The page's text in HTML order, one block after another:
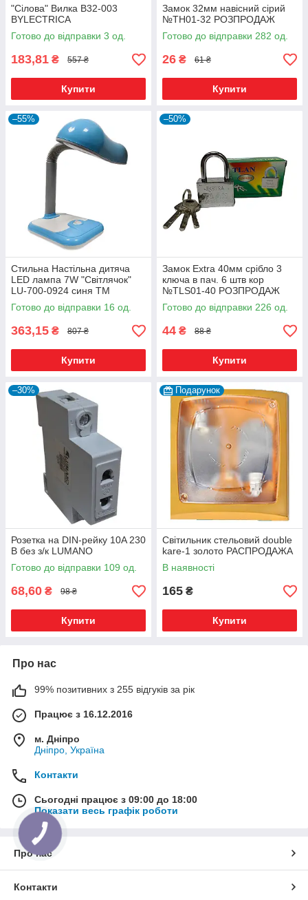
"Сілова" Вилка В32-003
BYLECTRICA
Готово до відправки 3 од.
183,81 ₴ 557 ₴
Купити
Замок 32мм навісний сірий
№ТН01-32 РОЗПРОДАЖ
Готово до відправки 282 од.
26 ₴ 61 ₴
Купити
–55%
Стильна Настільна дитяча
LED лампа 7W "Світлячок"
LU-700-0924 синя TM
LUMANO 12м.гар.
Готово до відправки 16 од.
363,15 ₴ 807 ₴
Купити
–50%
Замок Extra 40мм срібло 3
ключа в пач. 6 штв кор
№ТLS01-40 РОЗПРОДАЖ
Готово до відправки 226 од.
44 ₴ 88 ₴
Купити
–30%
Розетка на DIN-рейку 10A 230
В без з/к LUMANO
Готово до відправки 109 од.
68,60 ₴ 98 ₴
Купити
Подарунок
Світильник стельовий double
kare-1 золото РАСПРОДАЖА
В наявності
165 ₴
Купити
Про нас
99% позитивних з 255 відгуків за рік
Працює з 16.12.2016
м. Дніпро
Дніпро, Україна
Контакти
Сьогодні працює з 09:00 до 18:00
Показати весь графік роботи
Про нас
Контакти